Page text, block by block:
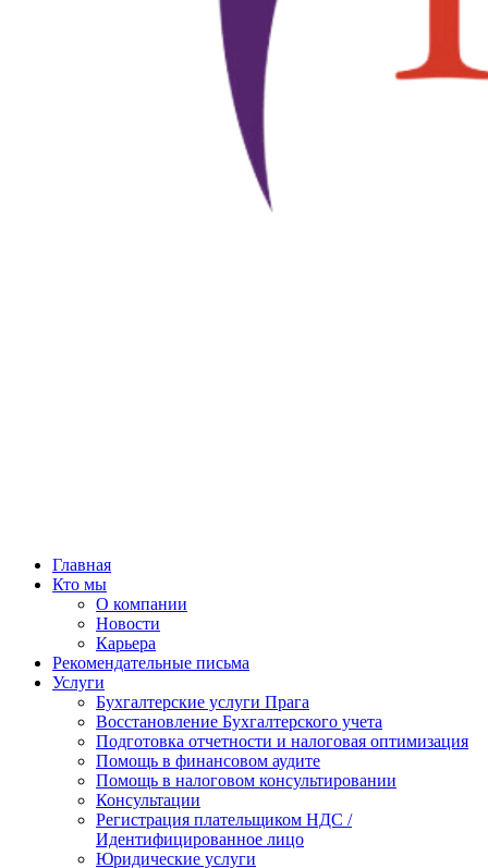
Главная
Кто мы
О компании
Новости
Карьера
Рекомендательные письма
Услуги
Бухгалтерские услуги Прага
Восстановление Бухгалтерского учета
Подготовка отчетности и налоговая оптимизация
Помощь в финансовом аудите
Помощь в налоговом консультировании
Консультации
Регистрация плательщиком НДС /
Идентифицированное лицо
Юридические услуги